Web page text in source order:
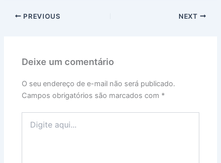
PREVIOUS NEXT
Deixe um comentário
O seu endereço de e-mail não será publicado.
Campos obrigatórios são marcados com *
aqui...